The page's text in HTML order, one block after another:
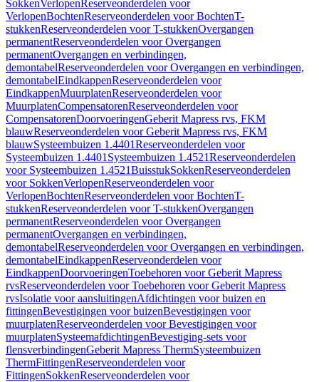
SokkenVerlopenReserveonderdelen voor
VerlopenBochtenReserveonderdelen voor BochtenT-
stukkenReserveonderdelen voor T-stukkenOvergangen
permanentReserveonderdelen voor Overgangen
permanentOvergangen en verbindingen,
demontabelReserveonderdelen voor Overgangen en verbindingen,
demontabelEindkappenReserveonderdelen voor
EindkappenMuurplatenReserveonderdelen voor
MuurplatenCompensatorenReserveonderdelen voor
CompensatorenDoorvoeringenGeberit Mapress rvs, FKM
blauwReserveonderdelen voor Geberit Mapress rvs, FKM
blauwSysteembuizen 1.4401Reserveonderdelen voor
Systeembuizen 1.4401 Systeembuizen 1.4521Reserveonderdelen
voor Systeembuizen 1.4521BuisstukSokkenReserveonderdelen
voor SokkenVerlopenReserveonderdelen voor
VerlopenBochtenReserveonderdelen voor BochtenT-
stukkenReserveonderdelen voor T-stukkenOvergangen
permanentReserveonderdelen voor Overgangen
permanentOvergangen en verbindingen,
demontabelReserveonderdelen voor Overgangen en verbindingen,
demontabelEindkappenReserveonderdelen voor
EindkappenDoorvoeringenToebehoren voor Geberit Mapress
rvsReserveonderdelen voor Toebehoren voor Geberit Mapress
rvsIsolatie voor aansluitingenAfdichtingen voor buizen en
fittingenBevestigingen voor buizenBevestigingen voor
muurplatenReserveonderdelen voor Bevestigingen voor
muurplatenSysteemafdichtingenBevestiging-sets voor
flensverbindingenGeberit Mapress ThermSysteembuizen
ThermFittingenReserveonderdelen voor
FittingenSokkenReserveonderdelen voor